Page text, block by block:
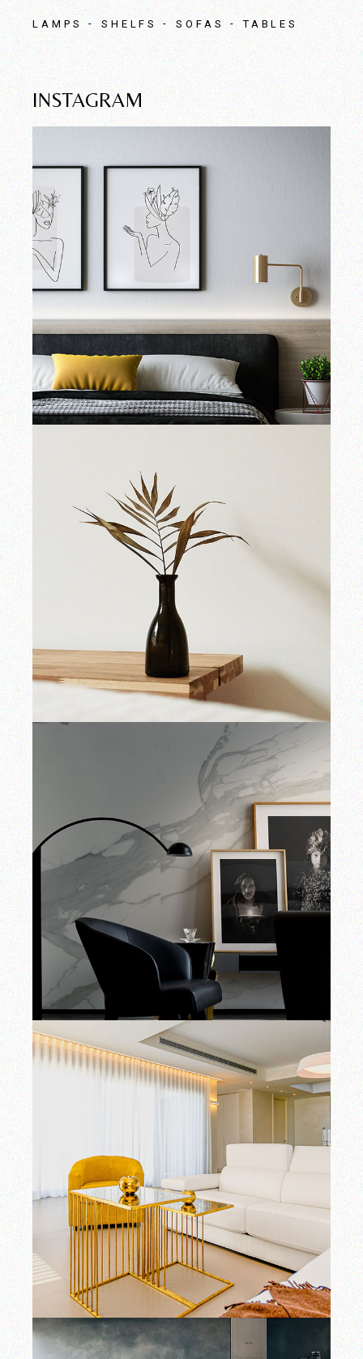
LAMPS SHELFS SOFAS TABLES
INSTAGRAM